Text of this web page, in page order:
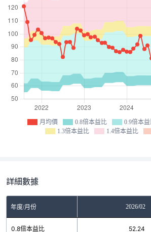
月均價 0.8倍本益比 0.9倍本益
1.3倍本益比
1.4倍本益比
詳細數據
年度/月份 2026/02
0.8倍本益比 52.24